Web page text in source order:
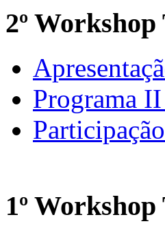
2º
Programa
1º